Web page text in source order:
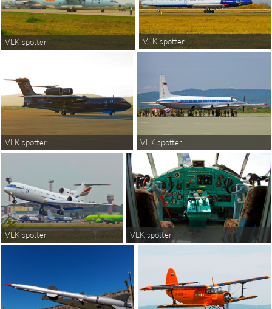
VLK spotter VLK spotter
VLK spotter VLK spotter
VLK spotter VLK spotter